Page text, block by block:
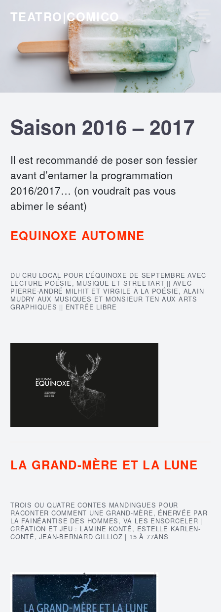
content
TEATRO|COMICO
Saison 2016 – 2017
Il est recommandé de poser son fessier
avant d’entamer la programmation
2016/2017… (on voudrait pas vous
abimer le séant)
EQUINOXE AUTOMNE
DU CRU LOCAL POUR L’ÉQUINOXE DE SEPTEMBRE AVEC
LECTURE POÉSIE, MUSIQUE ET STREETART || AVEC
PIERRE-ANDRÉ MILHIT ET VIRGILE À LA POÉSIE, ALAIN
MUDRY AUX MUSIQUES ET MONSIEUR TEN AUX ARTS
GRAPHIQUES || ENTRÉE LIBRE
LA GRAND-MÈRE ET LA LUNE
TROIS OU QUATRE CONTES MANDINGUES POUR
RACONTER COMMENT UNE GRAND-MÈRE, ÉNERVÉE PAR
LA FAINÉANTISE DES HOMMES, VA LES ENSORCELER |
CRÉATION ET JEU : LAMINE KONTÉ, ESTELLE KARLEN-
CONTÉ, JEAN-BERNARD GILLIOZ | 15 À 77ANS